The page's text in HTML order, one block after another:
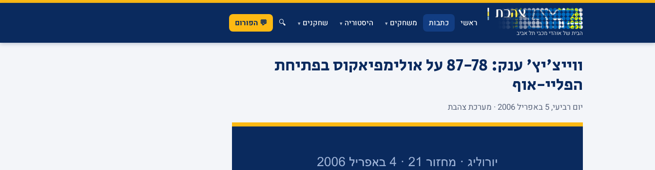
הבית של אוהדי מכבי תל אביב
ראשי כתבות משחקים▾ היסטוריה▾ שחקנים▾
🔍 💬 הפורום
ווייצ'יץ' ענק: 87-78 על אולימפיאקוס בפתיחת
הפליי-אוף
יום רביעי, 5 באפריל 2006 · מערכת צהבת